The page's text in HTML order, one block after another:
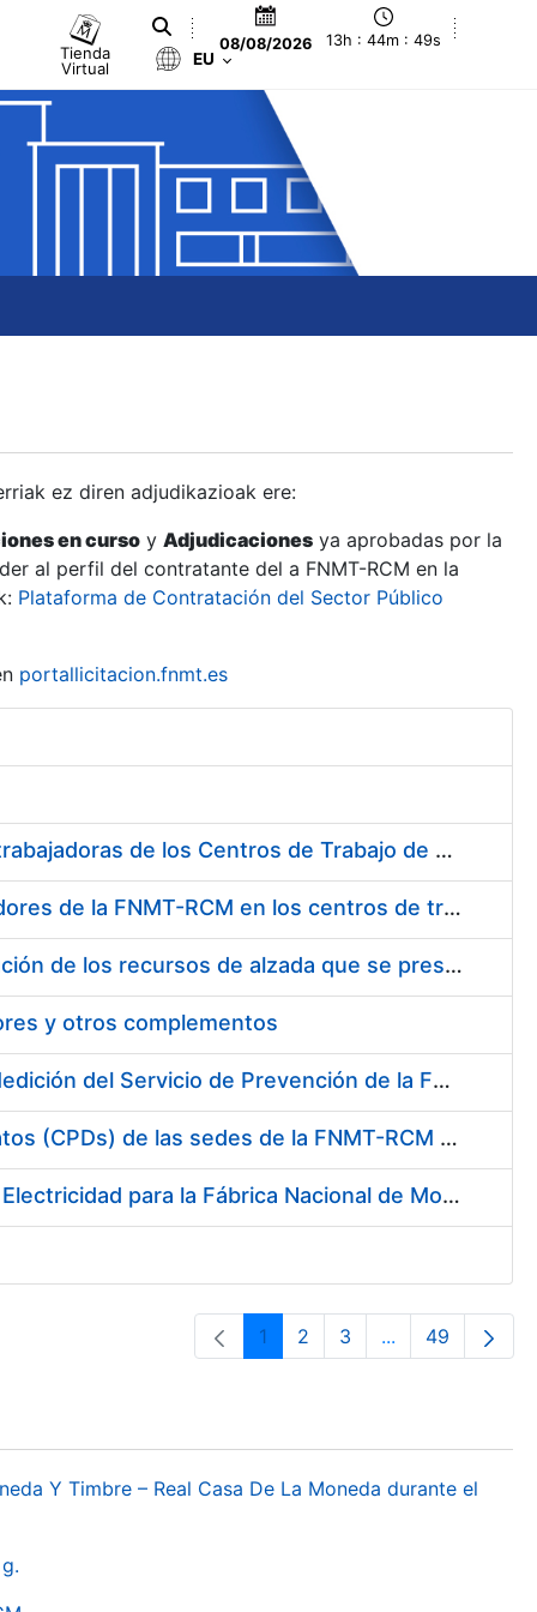
Tienda
Virtual
08/08/2026 13h : 44m : 50s
EU
ez diren adjudikazioak ere:
en curso y Adjudicaciones ya aprobadas por la
al perfil del contratante del a FNMT-RCM en la
Plataforma de Contratación del Sector Público
portallicitacion.fnmt.es
Suministro de Protectores Auditivos a medida para las personas trabajadoras de los Centros de Trabajo de Madrid y Burgos
Suministro de gafas graduadas antiproyecciones para los trabajadores de la FNMT-RCM en los centros de trabajo de Madrid y Burgos
Servicios de una empresa externa para el asesoramiento y resolución de los recursos de alzada que se presentan relacionados con procesos de selección para la FNMT-RCM
y otros complementos
Servicio de Calibración y Verificación Externa de los Equipos de Medición del Servicio de Prevención de la FNMT-RCM
Conexión mediante Fibra Óptica de los Centros de Proceso de Datos (CPDs) de las sedes de la FNMT-RCM de Burgos y Madrid
Contratación de acuerdo marco para el Suministro de Material de Electricidad para la Fábrica Nacional de Moneda y Timbre-Real Casa de la Moneda en su centro de trabajo de Burgos
Orrialdea
1 Orrialdea
2 Orrialdea
3 ...Intermediate
Orrialdea
49
Y Timbre – Real Casa De La Moneda durante el